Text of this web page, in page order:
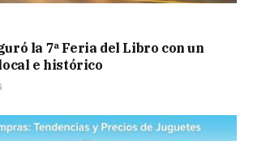
la 7ª Feria del Libro con un
e histórico